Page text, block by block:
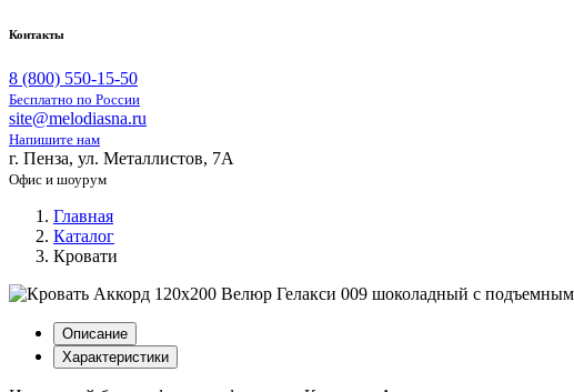
Контакты
8 (800) 550-15-50
Бесплатно по России
site@melodiasna.ru
Напишите нам
г. Пенза, ул. Металлистов, 7А
Офис и шоурум
Главная
Каталог
Кровати
Описание
Характеристики